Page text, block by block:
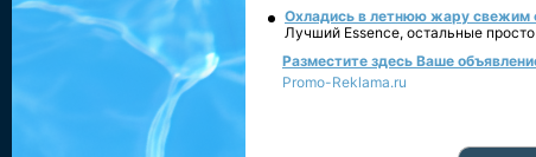
Охладись в летнюю жару свежим
Лучший Essence, остальные
Разместите здесь Ваше
Promo-Reklama.ru